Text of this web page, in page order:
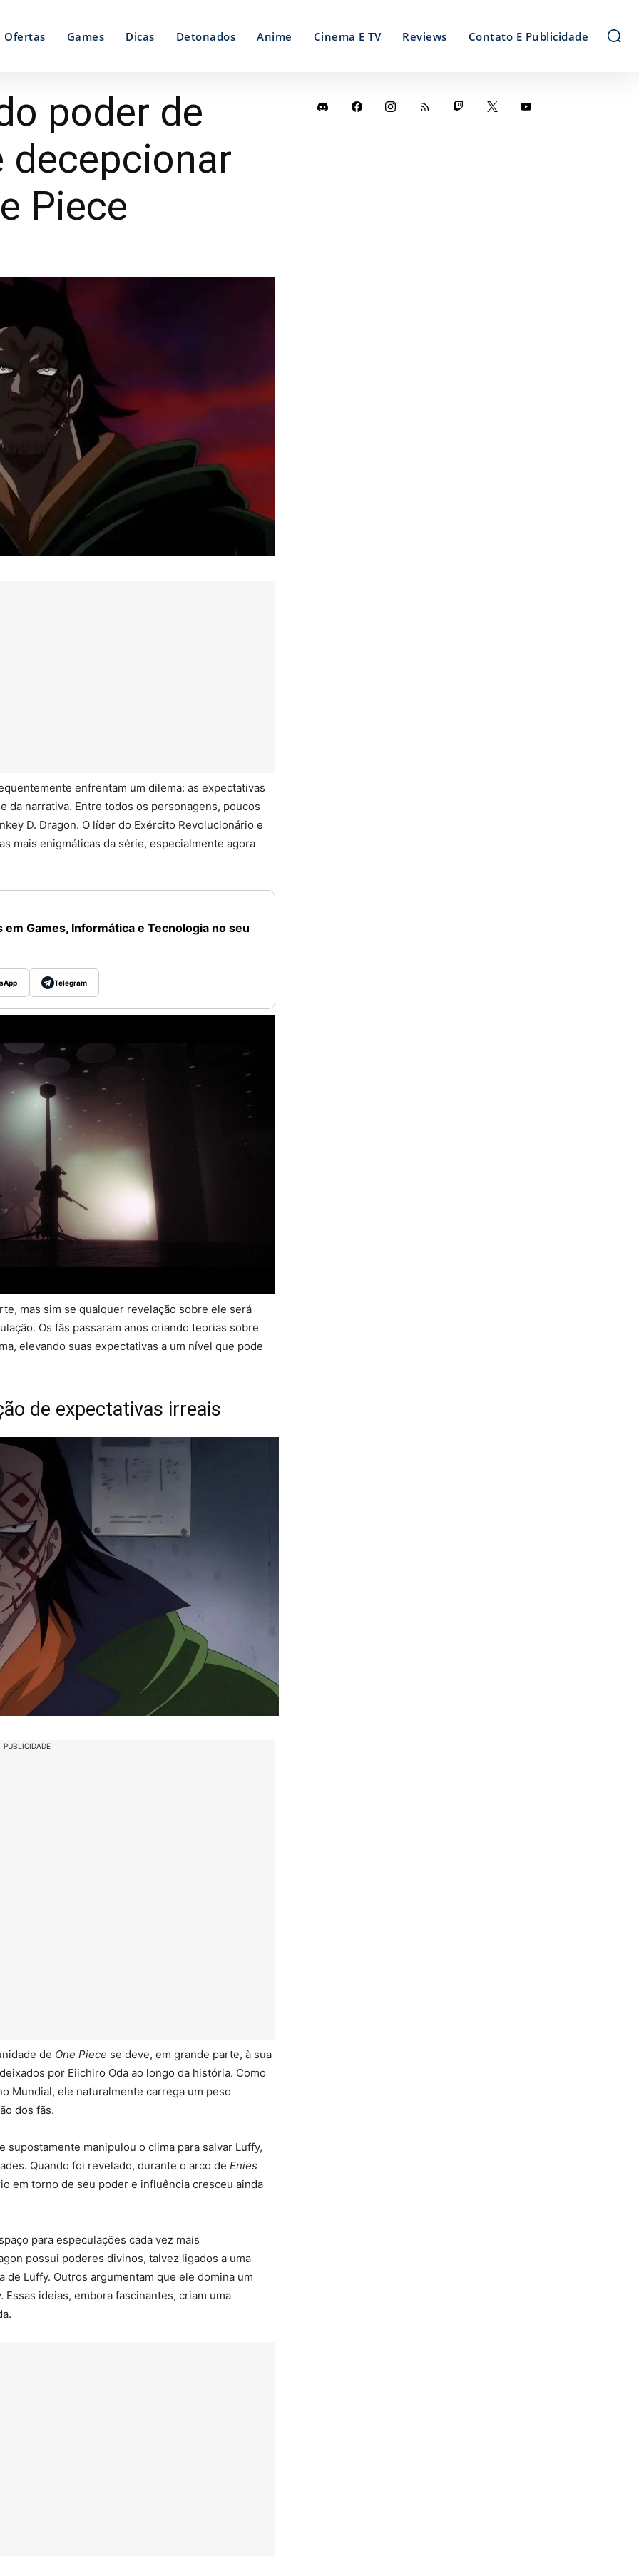
Ofertas Games Dicas Detonados Anime Cinema E TV Reviews Contato E Publicidade
poder de
decepcionar
Piece
enfrentam um dilema: as expectativas
da narrativa. Entre todos os personagens, poucos
D. Dragon. O líder do Exército Revolucionário e
mais enigmáticas da série, especialmente agora
Games, Informática e Tecnologia no seu
Telegram
mas sim se qualquer revelação sobre ele será
Os fãs passaram anos criando teorias sobre
elevando suas expectativas a um nível que pode
de expectativas irreais
PUBLICIDADE
de One Piece se deve, em grande parte, à sua
por Eiichiro Oda ao longo da história. Como
Mundial, ele naturalmente carrega um peso
dos fãs.
supostamente manipulou o clima para salvar Luffy,
Quando foi revelado, durante o arco de Enies
em torno de seu poder e influência cresceu ainda
para especulações cada vez mais
possui poderes divinos, talvez ligados a uma
Luffy. Outros argumentam que ele domina um
ideias, embora fascinantes, criam uma